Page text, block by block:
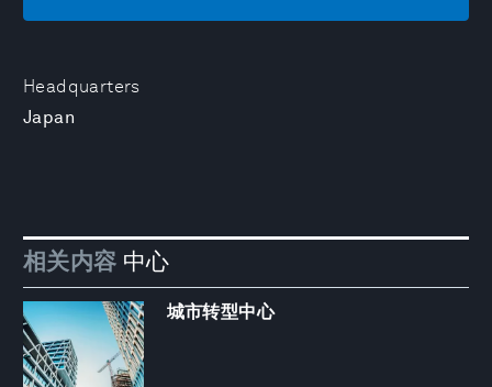
Headquarters
Japan
相关内容 中心
城市转型中心